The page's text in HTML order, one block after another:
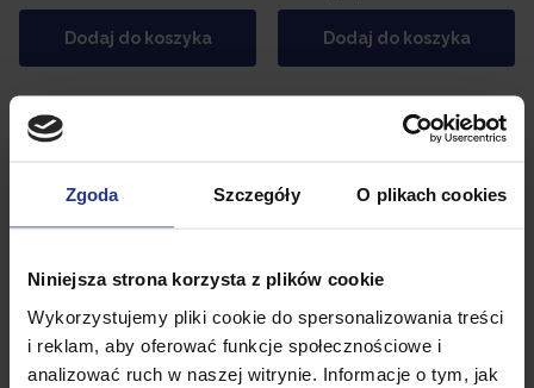
Zgoda Szczegóły O plikach cookies
Niniejsza strona korzysta z plików cookie
Wykorzystujemy pliki cookie do spersonalizowania treści
i reklam, aby oferować funkcje społecznościowe i
analizować ruch w naszej witrynie. Informacje o tym, jak
Dodaj do koszyka Dodaj do koszyka
Promocja
349,99PLN
359,99PLN